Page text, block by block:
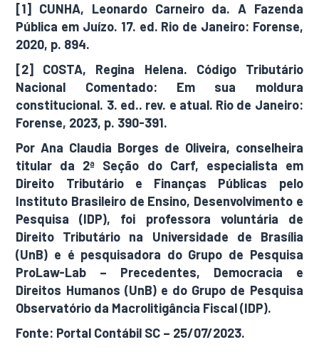
[1] CUNHA, Leonardo Carneiro da. A Fazenda
Pública em Juízo. 17. ed. Rio de Janeiro: Forense,
2020, p. 894.
[2] COSTA, Regina Helena. Código Tributário
Nacional Comentado: Em sua moldura
constitucional. 3. ed.. rev. e atual. Rio de Janeiro:
Forense, 2023, p. 390-391.
Por Ana Claudia Borges de Oliveira, conselheira
titular da 2ª Seção do Carf, especialista em
Direito Tributário e Finanças Públicas pelo
Instituto Brasileiro de Ensino, Desenvolvimento e
Pesquisa (IDP), foi professora voluntária de
Direito Tributário na Universidade de Brasília
(UnB) e é pesquisadora do Grupo de Pesquisa
ProLaw-Lab – Precedentes, Democracia e
Direitos Humanos (UnB) e do Grupo de Pesquisa
Observatório da Macrolitigância Fiscal (IDP).
Fonte: Portal Contábil SC – 25/07/2023.